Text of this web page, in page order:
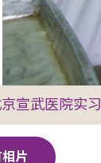
宣武医院实习